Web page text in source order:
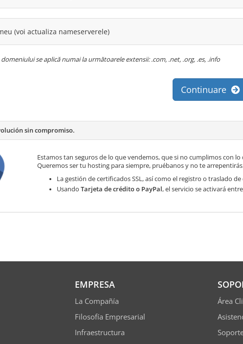
(voi actualiza nameserverele)
se aplică numai la următoarele extensii: .com, .net, .org, .es, .info
Continuare
sin compromiso.
Estamos tan seguros de lo que vendemos, que si no cumplimos con
Queremos ser tu hosting para siempre, pruébanos y no te
La gestión de certificados SSL, así como el registro o traslado
Usando Tarjeta de crédito o PayPal, el servicio se activará
EMPRESA
La Compañía
Filosofía Empresarial
Infraestructura
Área